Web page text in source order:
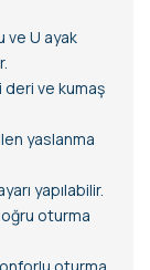
ve U ayak
ve kumaş
yaslanma
yapılabilir.
oturma